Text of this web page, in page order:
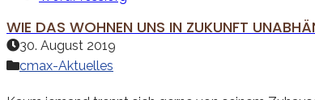
WIE DAS WOHNEN UNS IN ZUKUNFT
30. August 2019
cmax-Aktuelles